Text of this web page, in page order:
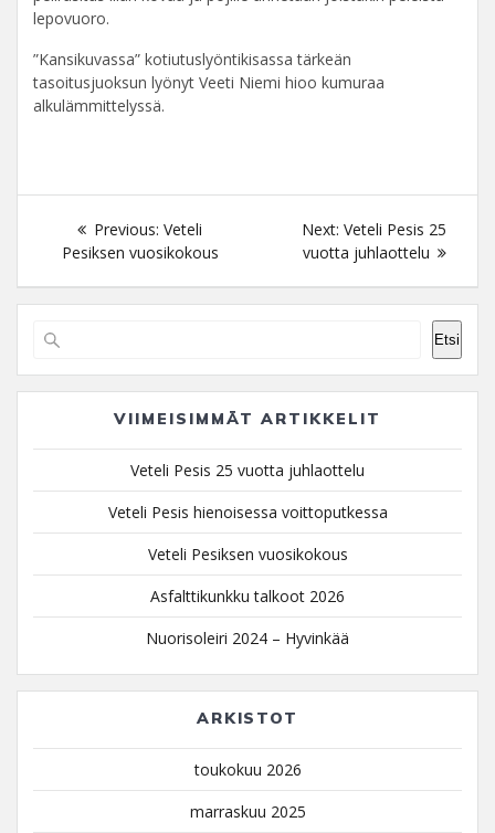
lepovuoro.
”Kansikuvassa” kotiutuslyöntikisassa tärkeän
tasoitusjuoksun lyönyt Veeti Niemi hioo kumuraa
alkulämmittelyssä.
Artikkelien
selaus
Previous: Previous
post:
Veteli
Pesiksen vuosikokous
Next: Next
post:
Veteli Pesis 25
vuotta juhlaottelu
Etsi
VIIMEISIMMÄT ARTIKKELIT
Veteli Pesis 25 vuotta juhlaottelu
Veteli Pesis hienoisessa voittoputkessa
Veteli Pesiksen vuosikokous
Asfalttikunkku talkoot 2026
Nuorisoleiri 2024 – Hyvinkää
ARKISTOT
toukokuu 2026
marraskuu 2025